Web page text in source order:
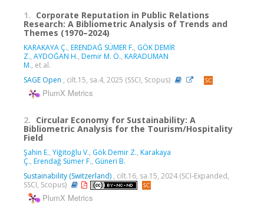
1. Corporate Reputation in Public Relations
Research: A Bibliometric Analysis of Trends and
Themes (1970–2024)
KARAKAYA Ç., ERENDAĞ SÜMER F., GÖK DEMİR
Z., AYDOĞAN H., Demir M. Ö., KARADUMAN
M., et al.
SAGE Open , cilt.15, sa.4, 2025 (SSCI, Scopus)
PlumX Metrics
2. Circular Economy for Sustainability: A
Bibliometric Analysis for the Tourism/Hospitality
Field
Şahin E., Yiğitoğlu V., Gök Demir Z., Karakaya
Ç., Erendağ Sümer F., Güneri B.
Sustainability (Switzerland) , cilt.16, sa.15, 2024 (SCI-Expanded,
SSCI, Scopus)
PlumX Metrics